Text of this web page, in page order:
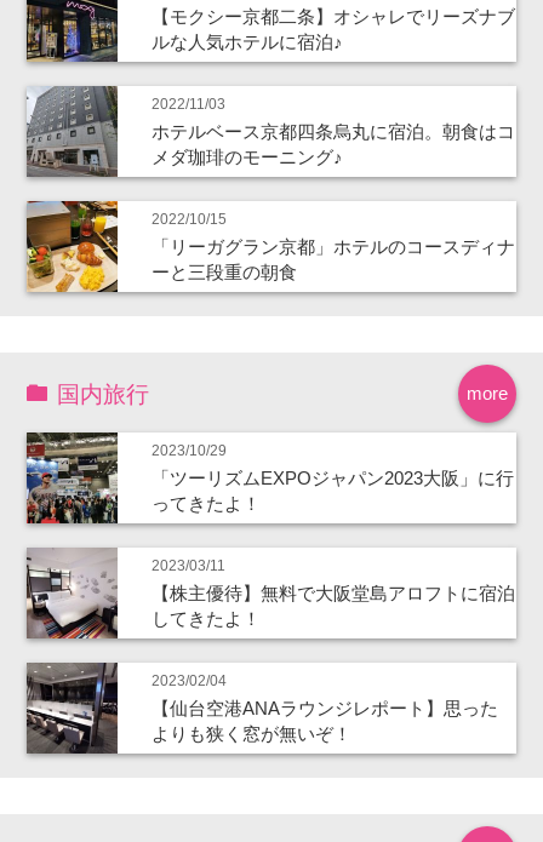
【モクシー京都二条】オシャレでリーズナブ
ルな人気ホテルに宿泊♪
2022/11/03
ホテルベース京都四条烏丸に宿泊。朝食はコ
メダ珈琲のモーニング♪
2022/10/15
「リーガグラン京都」ホテルのコースディナ
ーと三段重の朝食
more
国内旅行
2023/10/29
「ツーリズムEXPOジャパン2023大阪」に行
ってきたよ！
2023/03/11
【株主優待】無料で大阪堂島アロフトに宿泊
してきたよ！
2023/02/04
【仙台空港ANAラウンジレポート】思った
よりも狭く窓が無いぞ！